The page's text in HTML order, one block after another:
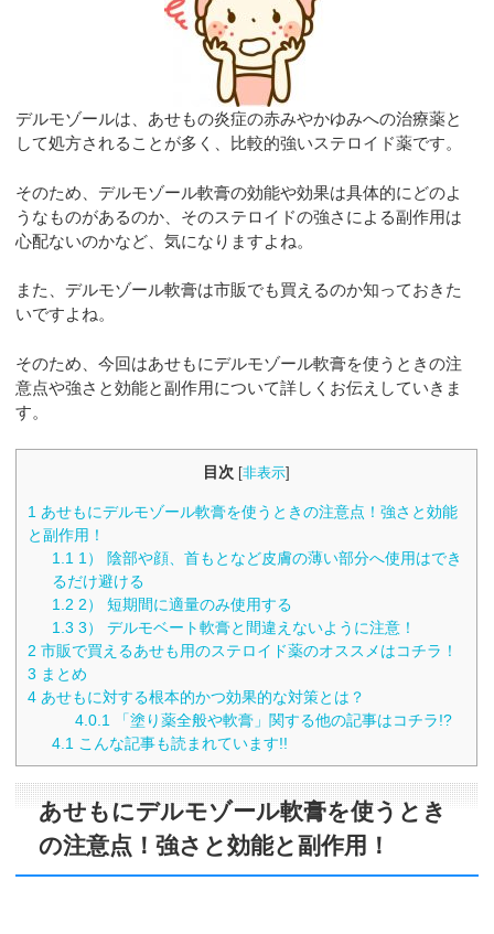
デルモゾールは、あせもの炎症の赤みやかゆみへの治療薬と
して処方されることが多く、比較的強いステロイド薬です。
そのため、デルモゾール軟膏の効能や効果は具体的にどのよ
うなものがあるのか、そのステロイドの強さによる副作用は
心配ないのかなど、気になりますよね。
また、デルモゾール軟膏は市販でも買えるのか知っておきた
いですよね。
そのため、今回はあせもにデルモゾール軟膏を使うときの注
意点や強さと効能と副作用について詳しくお伝えしていきま
す。
目次 [非表示]
1 あせもにデルモゾール軟膏を使うときの注意点！強さと効能
と副作用！
1.1 1） 陰部や顔、首もとなど皮膚の薄い部分へ使用はでき
るだけ避ける
1.2 2） 短期間に適量のみ使用する
1.3 3） デルモベート軟膏と間違えないように注意！
2 市販で買えるあせも用のステロイド薬のオススメはコチラ！
3 まとめ
4 あせもに対する根本的かつ効果的な対策とは？
4.0.1
「塗り薬全般や軟膏」関する他の記事はコチラ!?
4.1 こんな記事も読まれています!!
あせもにデルモゾール軟膏を使うとき
の注意点！強さと効能と副作用！